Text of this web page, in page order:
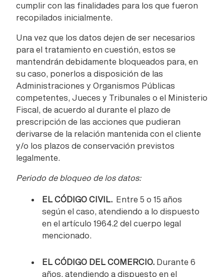
cumplir con las finalidades para los que fueron
recopilados inicialmente.
Una vez que los datos dejen de ser necesarios
para el tratamiento en cuestión, estos se
mantendrán debidamente bloqueados para, en
su caso, ponerlos a disposición de las
Administraciones y Organismos Públicas
competentes, Jueces y Tribunales o el Ministerio
Fiscal, de acuerdo al durante el plazo de
prescripción de las acciones que pudieran
derivarse de la relación mantenida con el cliente
y/o los plazos de conservación previstos
legalmente.
Periodo de bloqueo de los datos:
EL CÓDIGO CIVIL. Entre 5 o 15 años
según el caso, atendiendo a lo dispuesto
en el artículo 1964.2 del cuerpo legal
mencionado.
EL CÓDIGO DEL COMERCIO. Durante 6
años, atendiendo a dispuesto en el